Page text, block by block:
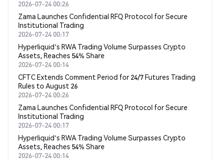
2026-07-24 00:26
Zama Launches Confidential RFQ Protocol for Secure
Institutional Trading
2026-07-24 00:17
Hyperliquid's RWA Trading Volume Surpasses Crypto
Assets, Reaches 54% Share
2026-07-24 00:14
CFTC Extends Comment Period for 24/7 Futures Trading
Rules to August 26
2026-07-24 00:26
Zama Launches Confidential RFQ Protocol for Secure
Institutional Trading
2026-07-24 00:17
Hyperliquid's RWA Trading Volume Surpasses Crypto
Assets, Reaches 54% Share
2026-07-24 00:14